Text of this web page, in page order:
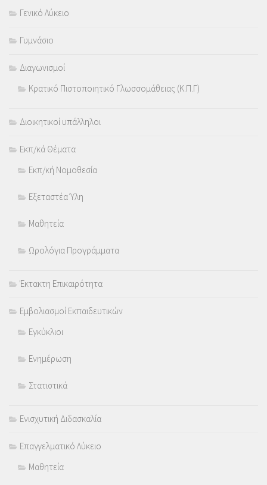
Γενικό Λύκειο
Γυμνάσιο
Διαγωνισμοί
Κρατικό Πιστοποιητικό Γλωσσομάθειας (Κ.Π.Γ)
Διοικητικοί υπάλληλοι
Εκπ/κά Θέματα
Εκπ/κή Νομοθεσία
Εξεταστέα Ύλη
Μαθητεία
Ωρολόγια Προγράμματα
Έκτακτη Επικαιρότητα
Εμβολιασμοί Εκπαιδευτικών
Εγκύκλιοι
Ενημέρωση
Στατιστικά
Ενισχυτική Διδασκαλία
Επαγγελματικό Λύκειο
Μαθητεία